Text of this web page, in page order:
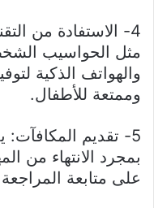
4- الاستفادة من
مثل الحواسيب
والهواتف الذكية
وممتعة للأطفال.
5- تقديم
بمجرد الانتهاء من
على متابعة